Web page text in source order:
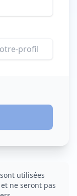
utilisées
ne seront pas